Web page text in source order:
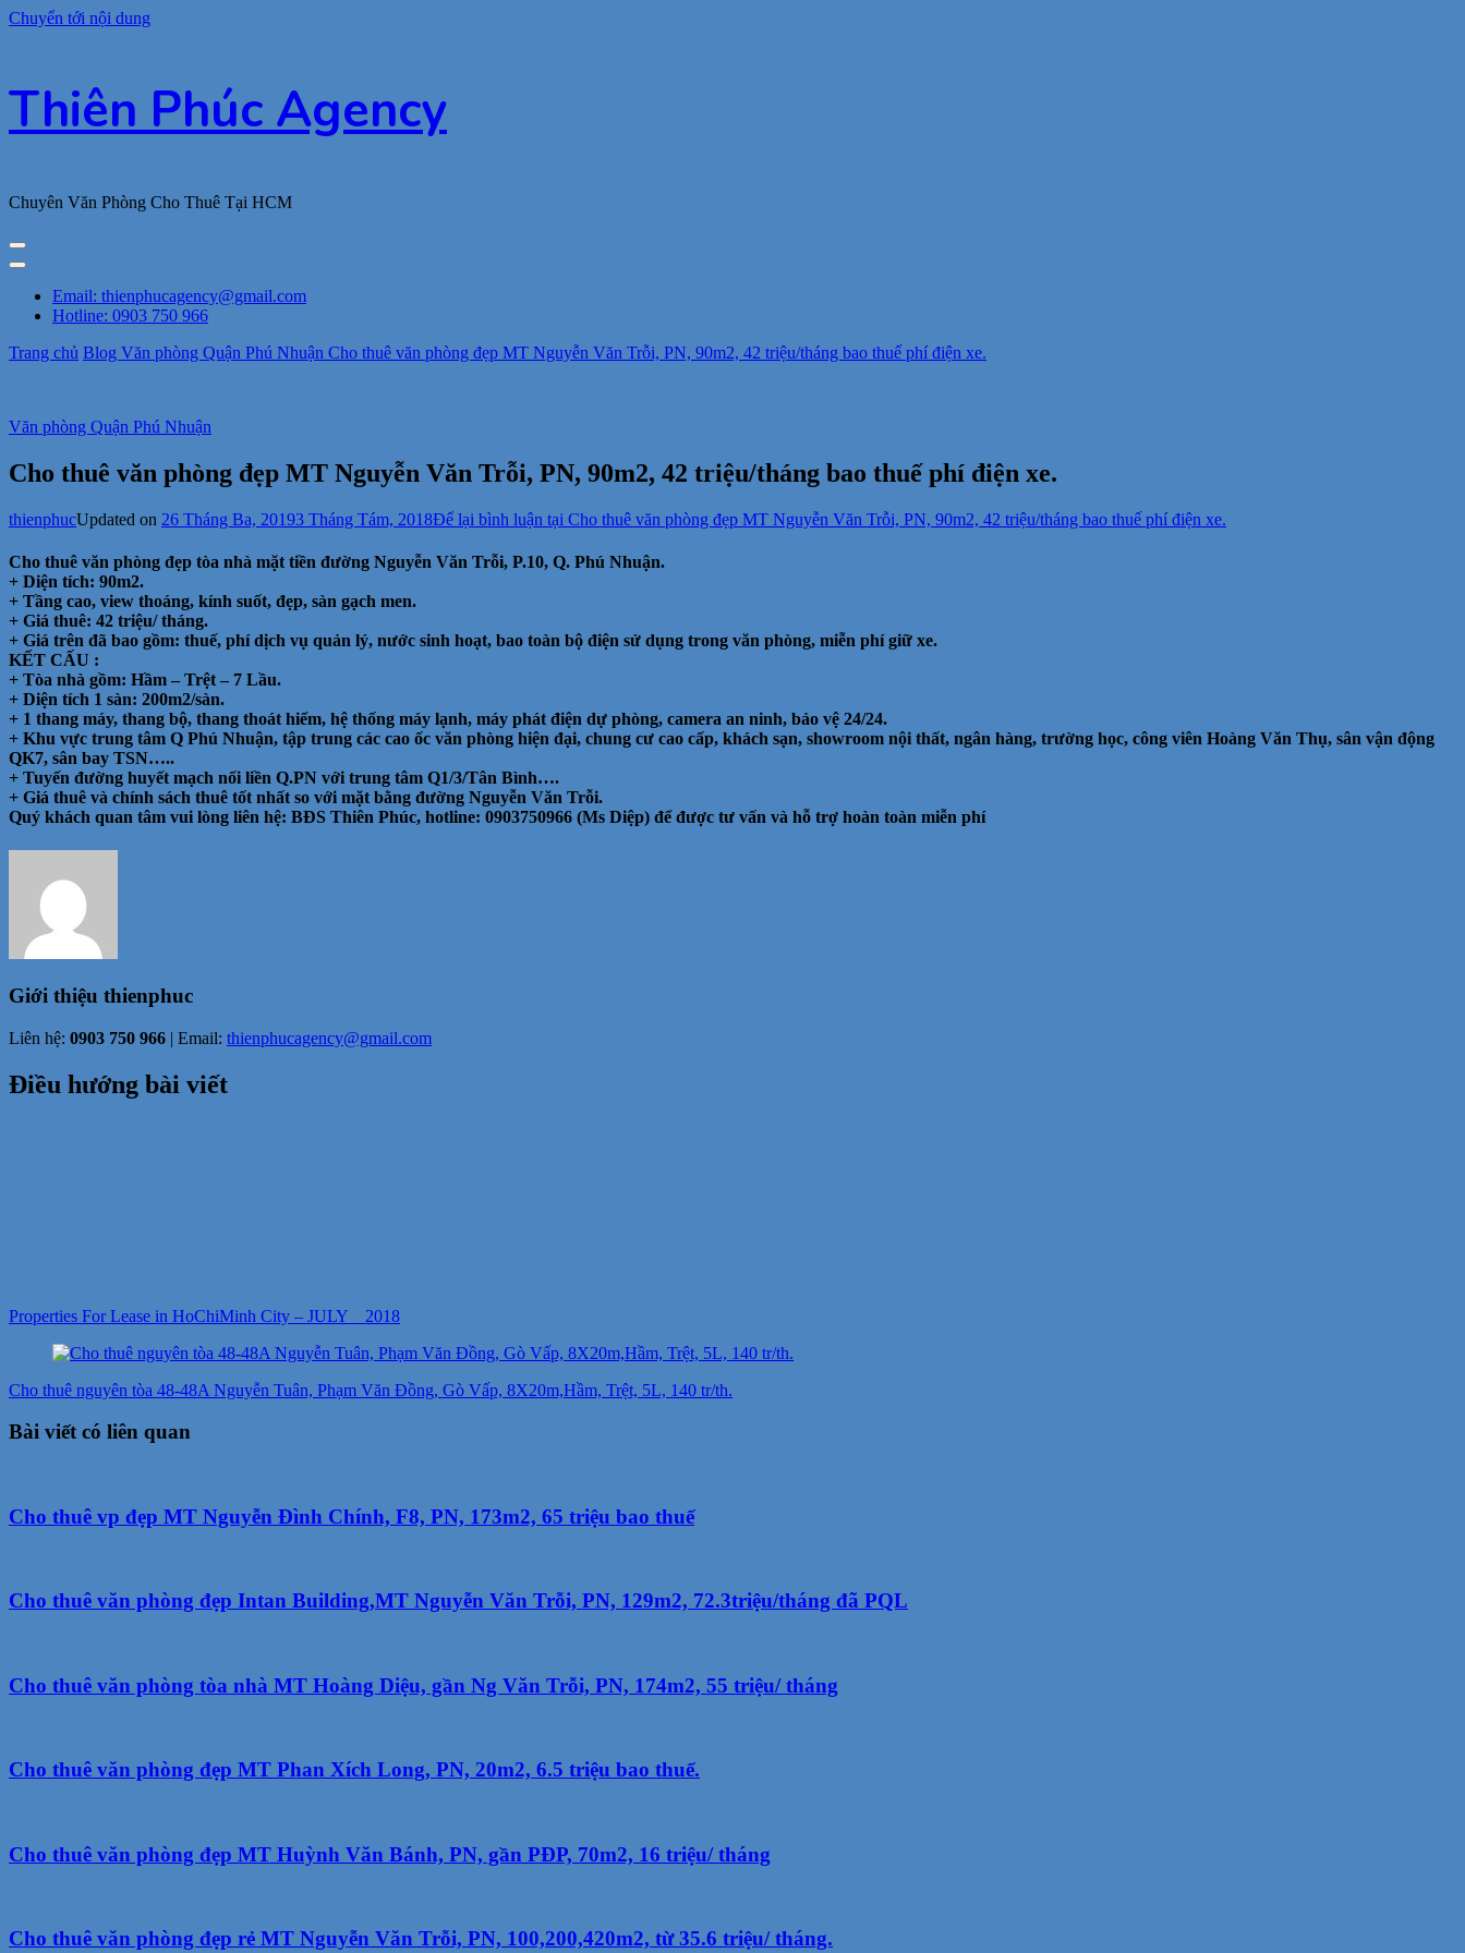
Chuyển tới nội dung
Thiên Phúc Agency
Chuyên Văn Phòng Cho Thuê Tại HCM
Email: thienphucagency@gmail.com
Hotline: 0903 750 966
Trang chủ Blog Văn phòng Quận Phú Nhuận Cho thuê văn phòng đẹp MT Nguyễn Văn Trỗi, PN, 90m2, 42 triệu/tháng bao thuế phí điện xe.
Văn phòng Quận Phú Nhuận
Cho thuê văn phòng đẹp MT Nguyễn Văn Trỗi, PN, 90m2, 42 triệu/tháng bao thuế phí điện xe.
thienphucUpdated on 26 Tháng Ba, 20193 Tháng Tám, 2018Để lại bình luận tại Cho thuê văn phòng đẹp MT Nguyễn Văn Trỗi, PN, 90m2, 42 triệu/tháng bao thuế phí điện xe.
Cho thuê văn phòng đẹp tòa nhà mặt tiền đường Nguyễn Văn Trỗi, P.10, Q. Phú Nhuận.
+ Diện tích: 90m2.
+ Tầng cao, view thoáng, kính suốt, đẹp, sàn gạch men.
+ Giá thuê: 42 triệu/ tháng.
+ Giá trên đã bao gồm: thuế, phí dịch vụ quản lý, nước sinh hoạt, bao toàn bộ điện sử dụng trong văn phòng, miễn phí giữ xe.
KẾT CẤU :
+ Tòa nhà gồm: Hầm – Trệt – 7 Lầu.
+ Diện tích 1 sàn: 200m2/sàn.
+ 1 thang máy, thang bộ, thang thoát hiểm, hệ thống máy lạnh, máy phát điện dự phòng, camera an ninh, bảo vệ 24/24.
+ Khu vực trung tâm Q Phú Nhuận, tập trung các cao ốc văn phòng hiện đại, chung cư cao cấp, khách sạn, showroom nội thất, ngân hàng, trường học, công viên Hoàng Văn Thụ, sân vận động
QK7, sân bay TSN…..
+ Tuyến đường huyết mạch nối liền Q.PN với trung tâm Q1/3/Tân Bình….
+ Giá thuê và chính sách thuê tốt nhất so với mặt bằng đường Nguyễn Văn Trỗi.
Quý khách quan tâm vui lòng liên hệ: BĐS Thiên Phúc, hotline: 0903750966 (Ms Diệp) để được tư vấn và hỗ trợ hoàn toàn miễn phí
Giới thiệu thienphuc
Liên hệ: 0903 750 966 | Email: thienphucagency@gmail.com
Điều hướng bài viết
Properties For Lease in HoChiMinh City – JULY _ 2018
Cho thuê nguyên tòa 48-48A Nguyễn Tuân, Phạm Văn Đồng, Gò Vấp, 8X20m,Hầm, Trệt, 5L, 140 tr/th.
Bài viết có liên quan
Cho thuê vp đẹp MT Nguyễn Đình Chính, F8, PN, 173m2, 65 triệu bao thuế
Cho thuê văn phòng đẹp Intan Building,MT Nguyễn Văn Trỗi, PN, 129m2, 72.3triệu/tháng đã PQL
Cho thuê văn phòng tòa nhà MT Hoàng Diệu, gần Ng Văn Trỗi, PN, 174m2, 55 triệu/ tháng
Cho thuê văn phòng đẹp MT Phan Xích Long, PN, 20m2, 6.5 triệu bao thuế.
Cho thuê văn phòng đẹp MT Huỳnh Văn Bánh, PN, gần PĐP, 70m2, 16 triệu/ tháng
Cho thuê văn phòng đẹp rẻ MT Nguyễn Văn Trỗi, PN, 100,200,420m2, từ 35.6 triệu/ tháng.